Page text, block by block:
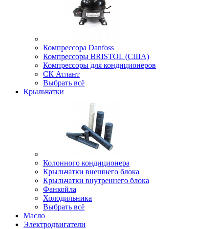
Компрессора Danfoss
Компрессоры BRISTOL (США)
Компрессоры для кондиционеров
СК Атлант
Выбрать всё
Крыльчатки
Колонного кондиционера
Крыльчатки внешнего блока
Крыльчатки внутреннего блока
Фанкойла
Холодильника
Выбрать всё
Масло
Электродвигатели